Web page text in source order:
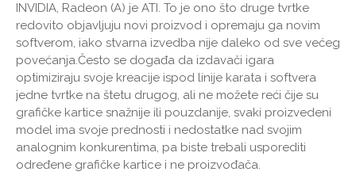
INVIDIA, Radeon (A) je ATI. To je ono što druge tvrtke
redovito objavljuju novi proizvod i opremaju ga novim
softverom, iako stvarna izvedba nije daleko od sve većeg
povećanja.Često se događa da izdavači igara
optimiziraju svoje kreacije ispod linije karata i softvera
jedne tvrtke na štetu drugog, ali ne možete reći čije su
grafičke kartice snažnije ili pouzdanije, svaki proizvedeni
model ima svoje prednosti i nedostatke nad svojim
analognim konkurentima, pa biste trebali usporediti
određene grafičke kartice i ne proizvođača.